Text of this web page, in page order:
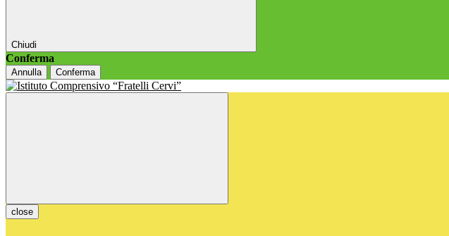
Chiudi
Conferma
Annulla Conferma
close